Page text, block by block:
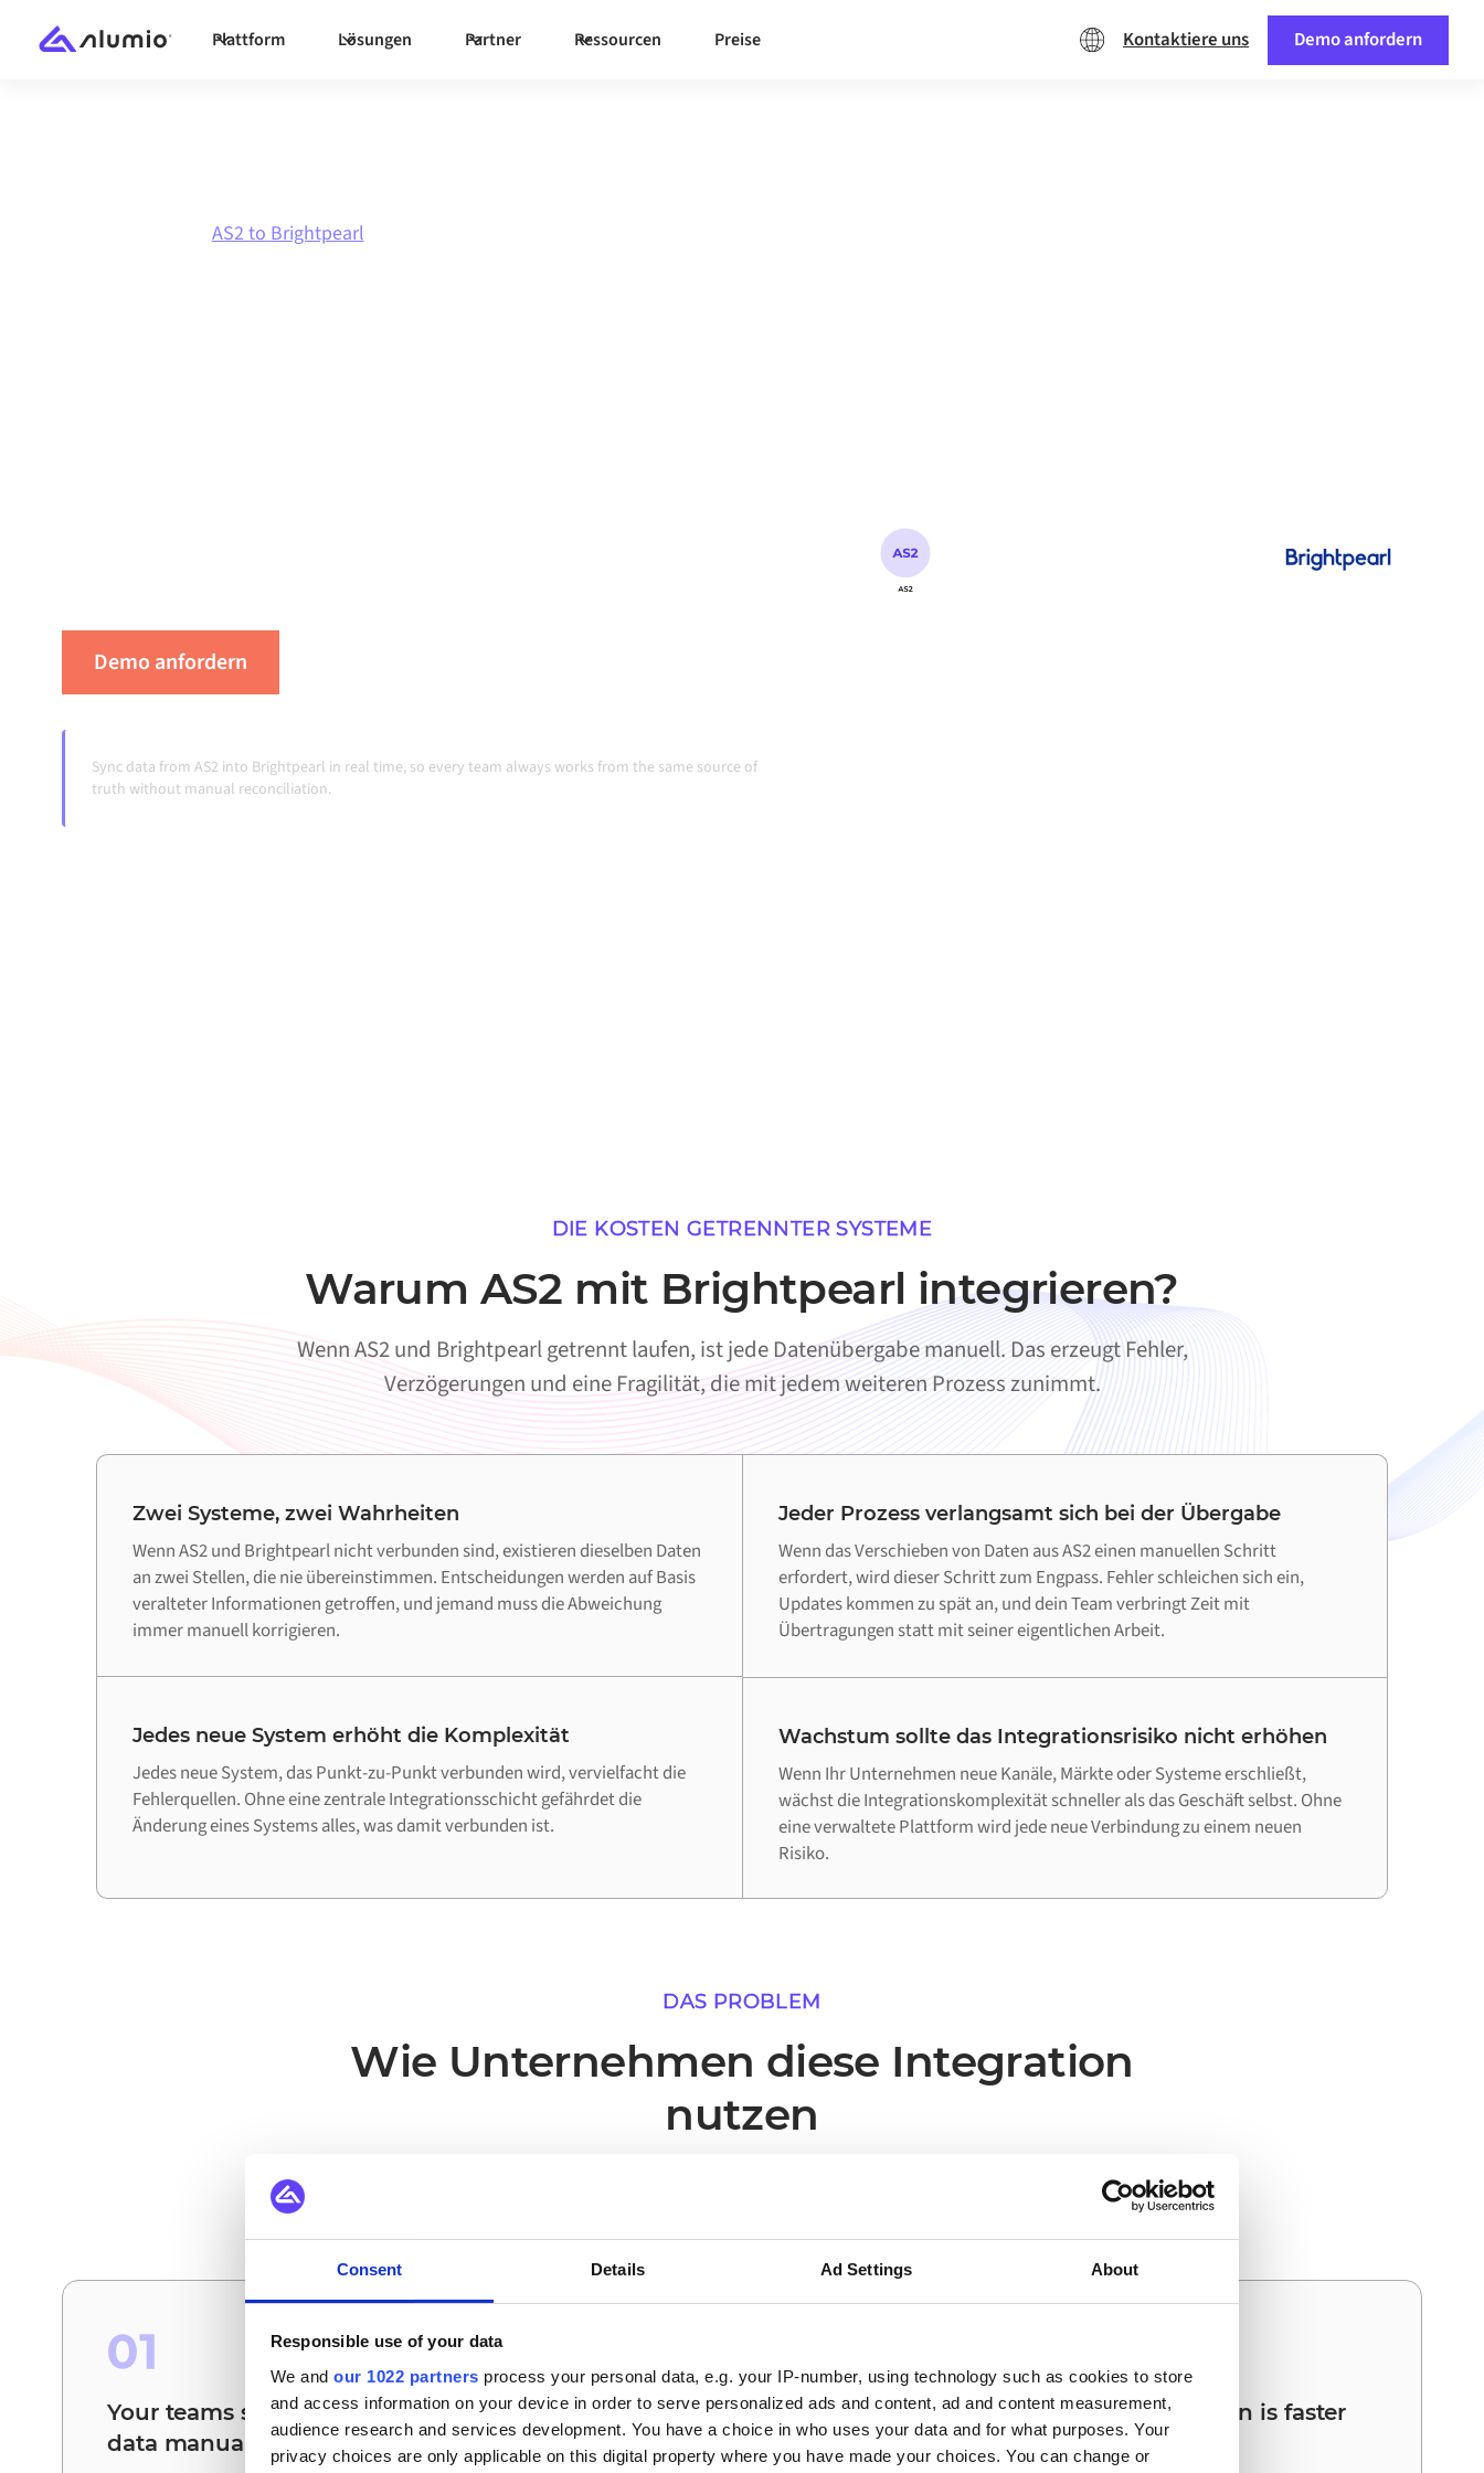
Consent Details Ad Settings About
Responsible use of your data
We and our 1022 partners process your personal data, e.g. your IP-number, using technology such as cookies to store
and access information on your device in order to serve personalized ads and content, ad and content measurement,
audience research and services development. You have a choice in who uses your data and for what purposes. Your
privacy choices are only applicable on this digital property where you have made your choices. You can change or
Plattform Lösungen Partner Ressourcen Preise Kontaktiere uns Demo anfordern
AS2 to Brightpearl
Demo anfordern
Sync data from AS2 into Brightpearl in real time, so every team always works from the same source of
truth without manual reconciliation.
DIE KOSTEN GETRENNTER SYSTEME
Warum AS2 mit Brightpearl integrieren?
Wenn AS2 und Brightpearl getrennt laufen, ist jede Datenübergabe manuell. Das erzeugt Fehler,
Verzögerungen und eine Fragilität, die mit jedem weiteren Prozess zunimmt.
Zwei Systeme, zwei Wahrheiten
Wenn AS2 und Brightpearl nicht verbunden sind, existieren dieselben Daten
an zwei Stellen, die nie übereinstimmen. Entscheidungen werden auf Basis
veralteter Informationen getroffen, und jemand muss die Abweichung
immer manuell korrigieren.
Jeder Prozess verlangsamt sich bei der Übergabe
Wenn das Verschieben von Daten aus AS2 einen manuellen Schritt
erfordert, wird dieser Schritt zum Engpass. Fehler schleichen sich ein,
Updates kommen zu spät an, und dein Team verbringt Zeit mit
Übertragungen statt mit seiner eigentlichen Arbeit.
Jedes neue System erhöht die Komplexität
Jedes neue System, das Punkt-zu-Punkt verbunden wird, vervielfacht die
Fehlerquellen. Ohne eine zentrale Integrationsschicht gefährdet die
Änderung eines Systems alles, was damit verbunden ist.
Wachstum sollte das Integrationsrisiko nicht erhöhen
Wenn Ihr Unternehmen neue Kanäle, Märkte oder Systeme erschließt,
wächst die Integrationskomplexität schneller als das Geschäft selbst. Ohne
eine verwaltete Plattform wird jede neue Verbindung zu einem neuen
Risiko.
DAS PROBLEM
Wie Unternehmen diese Integration
nutzen
Das sind die Szenarien, in denen eine Live-Verbindung zwischen AS2 und Brightpearl den
01
Your teams stop reconciling
data manually
Processes run without someone
triggering them
Your next integration is faster
than the first